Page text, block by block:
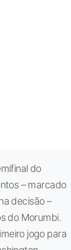
do
– marcado
decisão –
do Morumbi.
jogo para